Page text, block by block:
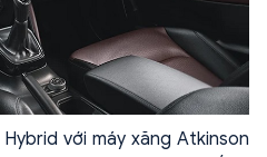
với máy xăng Atkinson